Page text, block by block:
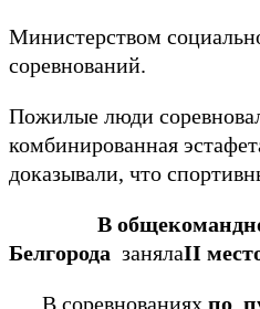
Министерством
соревнований.
Пожилые люди
комбинированная
доказывали, что
В
Белгорода занялаII
В соревнованиях по